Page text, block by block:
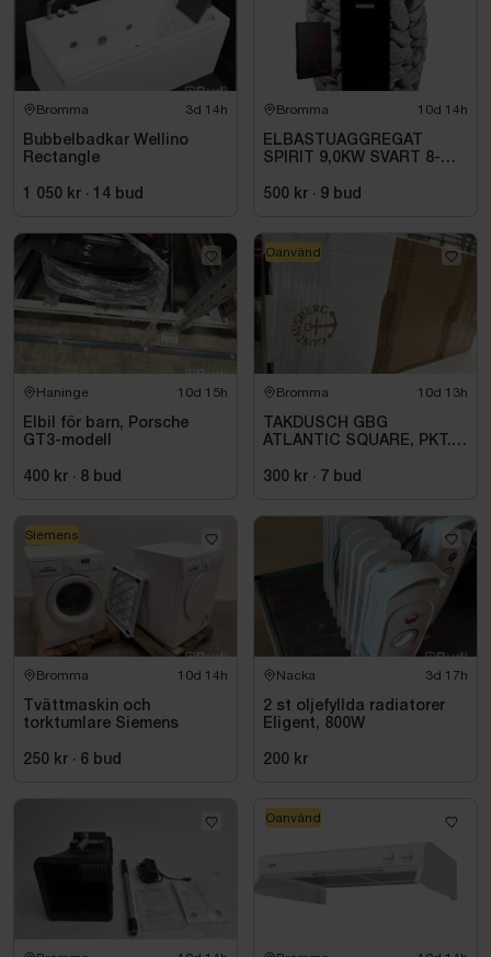
Bromma 3d 14h
Bubbelbadkar Wellino
Rectangle
1 050 kr · 14 bud
Bromma 10d 14h
ELBASTUAGGREGAT
SPIRIT 9,0KW SVART 8-
INKL. XENIO WIFI
500 kr · 9 bud
Haninge 10d 15h
Elbil för barn, Porsche
GT3-modell
400 kr · 8 bud
Bromma 10d 13h
TAKDUSCH GBG
ATLANTIC SQUARE, PKT.
KROM
300 kr · 7 bud
Oanvänd
Bromma 10d 14h
Tvättmaskin och
torktumlare Siemens
250 kr · 6 bud
Siemens
Nacka 3d 17h
2 st oljefyllda radiatorer
Eligent, 800W
200 kr
Oanvänd